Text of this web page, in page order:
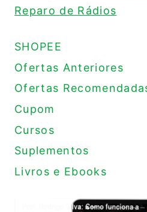
Reparo de Rádios
SHOPEE
Ofertas Anteriores
Ofertas
Cupom
Cursos
Suplementos
Livros e Ebooks